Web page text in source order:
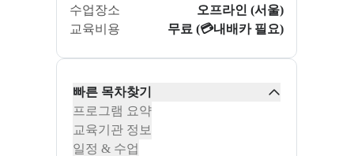
수업장소
오프라인 (서울)
교육비용
무료 (💳내배카 필요)
빠른 목차찾기
프로그램 요약
교육기관 정보
일정 & 수업